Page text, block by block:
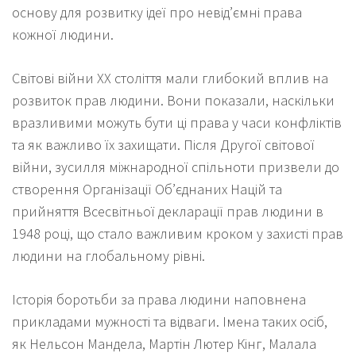
основу для розвитку ідеї про невід’ємні права
кожної людини.
Світові війни XX століття мали глибокий вплив на
розвиток прав людини. Вони показали, наскільки
вразливими можуть бути ці права у часи конфліктів
та як важливо їх захищати. Після Другої світової
війни, зусилля міжнародної спільноти призвели до
створення Організації Об’єднаних Націй та
прийняття Всесвітньої декларації прав людини в
1948 році, що стало важливим кроком у захисті прав
людини на глобальному рівні.
Історія боротьби за права людини наповнена
прикладами мужності та відваги. Імена таких осіб,
як Нельсон Мандела, Мартін Лютер Кінг, Малала